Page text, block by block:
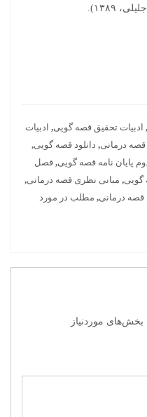
۱۳۸۹).
, ادبیات تحقیق قصه گویی, ادبیات
قصه درمانی, دانلود قصه گویی,
پایان نامه قصه گویی, فصل
گویی, مبانی نظری قصه درمانی,
درمانی, مطلب در مورد
بخش‌های موردنیاز